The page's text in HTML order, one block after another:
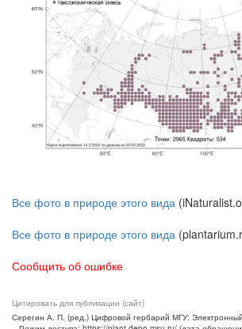
Все фото в природе этого вида
Все фото в природе этого вида
Сообщить об ошибке
Цитировать для публикации (сайт)
Серегин А. П. (ред.) Цифровой гербарий МГУ: